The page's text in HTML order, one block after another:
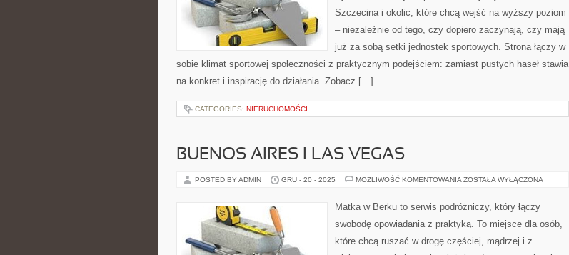
Szczecina i okolic, które chcą wejść na wyższy poziom
– niezależnie od tego, czy dopiero zaczynają, czy mają
już za sobą setki jednostek sportowych. Strona łączy w
sobie klimat sportowej społeczności z praktycznym podejściem: zamiast pustych haseł stawia
na konkret i inspirację do działania. Zobacz […]
CATEGORIES: NIERUCHOMOŚCI
BUENOS AIRES I LAS VEGAS
POSTED BY ADMIN GRU - 20 - 2025 MOŻLIWOŚĆ KOMENTOWANIA BUENOS
LAS
VEGAS
ZOSTAŁA WYŁĄCZONA
Matka w Berku to serwis podróżniczy, który łączy
swobodę opowiadania z praktyką. To miejsce dla osób,
które chcą ruszać w drogę częściej, mądrzej i z